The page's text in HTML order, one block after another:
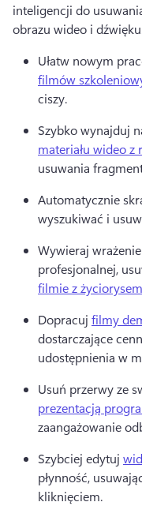
inteligencji do
obrazu wideo i
Ułatw nowym
filmów
ciszy.
Szybko wynajduj
materiału wideo z
usuwania
Automatycznie
wyszukiwać i
Wywieraj
profesjonalnej,
filmie z życiorysem
Dopracuj filmy
dostarczające
udostępnienia w
Usuń przerwy ze
prezentacją
zaangażowanie
Szybciej edytuj
płynność,
kliknięciem.